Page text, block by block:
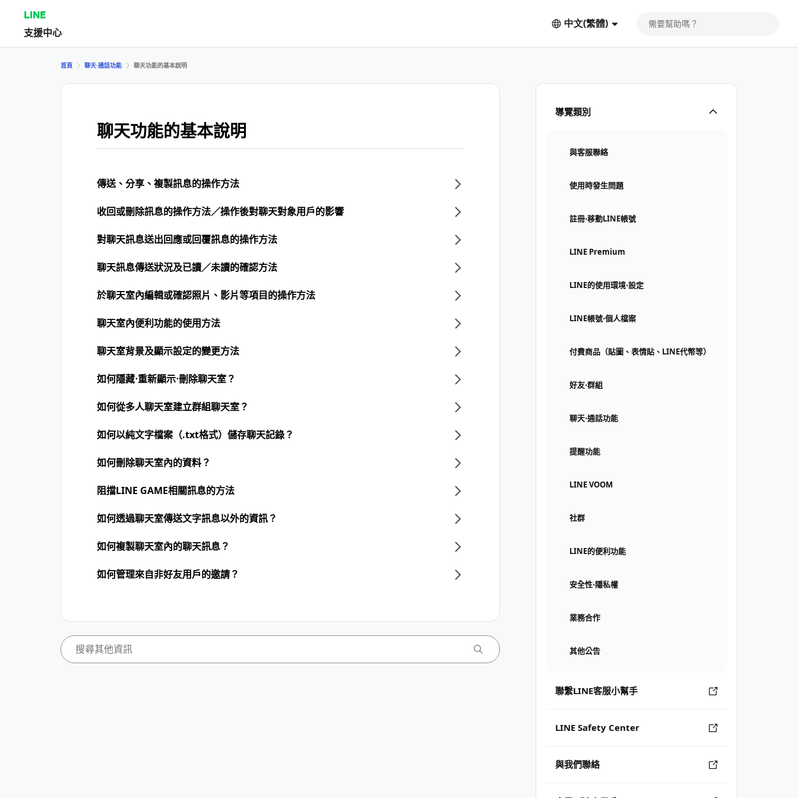
LINE
支援中心
中文(繁體)
導覽類別
與客服聯絡
使用時發生問題
註冊⋅移動LINE帳號
LINE Premium
LINE的使用環境⋅設定
LINE帳號⋅個人檔案
付費商品（貼圖、表情貼、LINE代幣等）
好友⋅群組
聊天⋅通話功能
提醒功能
LINE VOOM
社群
LINE的便利功能
安全性⋅隱私權
業務合作
其他公告
聯繫LINE客服小幫手
LINE Safety Center
與我們聯絡
首頁 聊天⋅通話功能 聊天功能的基本說明
聊天功能的基本說明
傳送、分享、複製訊息的操作方法
收回或刪除訊息的操作方法／操作後對聊天對象用戶的影響
對聊天訊息送出回應或回覆訊息的操作方法
聊天訊息傳送狀況及已讀／未讀的確認方法
於聊天室內編輯或確認照片、影片等項目的操作方法
聊天室內便利功能的使用方法
聊天室背景及顯示設定的變更方法
如何隱藏⋅重新顯示⋅刪除聊天室？
如何從多人聊天室建立群組聊天室？
如何以純文字檔案（.txt格式）儲存聊天記錄？
如何刪除聊天室內的資料？
阻擋LINE GAME相關訊息的方法
如何透過聊天室傳送文字訊息以外的資訊？
如何複製聊天室內的聊天訊息？
如何管理來自非好友用戶的邀請？